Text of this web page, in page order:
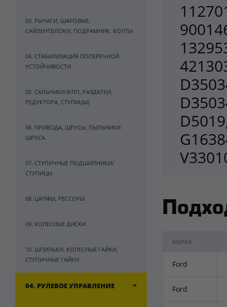
03. РЫЧАГИ, ШАРОВЫЕ,
САЙЛЕНТБЛОКИ, ПОДРАМНИК, БОЛТЫ
04. СТАБИЛИЗАЦИЯ ПОПЕРЕЧНОЙ
УСТОЙЧИВОСТИ
05. САЛЬНИКИ (КПП, РАЗДАТКИ,
РЕДУКТОРА, СТУПИЦЫ)
06. ПРИВОДА, ШРУСЫ, ПЫЛЬНИКИ
ШРУСА
07. СТУПИЧНЫЕ ПОДШИПНИКИ/
СТУПИЦЫ
08. ЦАПФЫ, РЕССОРЫ
09. КОЛЕСНЫЕ ДИСКИ
10. ШПИЛЬКИ, КОЛЕСНЫЕ ГАЙКИ,
СТУПИЧНЫЕ ГАЙКИ
04. РУЛЕВОЕ УПРАВЛЕНИЕ
МАРКА
Ford
Ford